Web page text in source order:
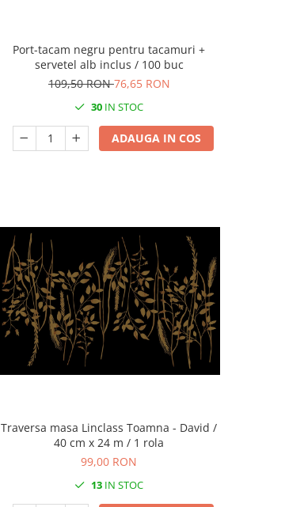
Port-tacam negru pentru tacamuri +
servetel alb inclus / 100 buc
109,50 RON76,65 RON
30 IN STOC
ADAUGA IN COS
Traversa masa Linclass Toamna - David /
40 cm x 24 m / 1 rola
99,00 RON
13 IN STOC